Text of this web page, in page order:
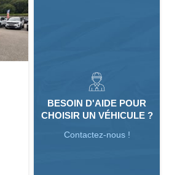
BESOIN D'AIDE POUR
CHOISIR UN VÉHICULE ?
Contactez-nous !